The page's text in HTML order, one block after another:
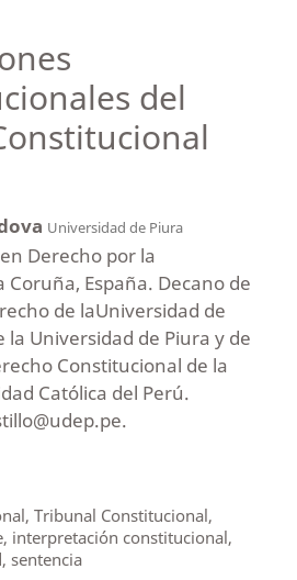
del
Universidad de Piura
Derecho por la
Coruña, España. Decano de
de laUniversidad de
la Universidad de Piura y de
Constitucional de la
Católica del Perú.
Tribunal Constitucional,
interpretación constitucional,
sentencia